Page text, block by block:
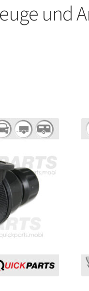
und